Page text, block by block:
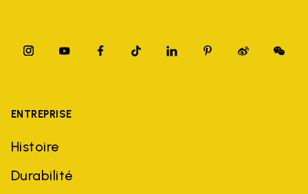
ENTREPRISE
Histoire
Durabilité